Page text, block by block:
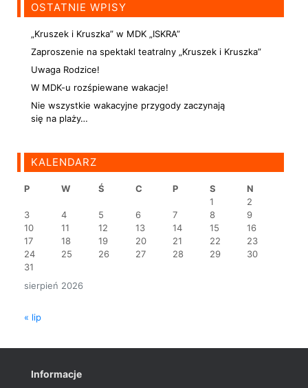
OSTATNIE WPISY
„Kruszek i Kruszka” w MDK „ISKRA”
Zaproszenie na spektakl teatralny „Kruszek i Kruszka”
Uwaga Rodzice!
W MDK-u rozśpiewane wakacje!
Nie wszystkie wakacyjne przygody zaczynają
się na plaży…
KALENDARZ
sierpień 2026
P W Ś C P S
N
1
2
3
4 5 6 7 8
9
10
11 12 13 14 15
16
17
18 19 20 21 22
23
24
25 26 27 28 29
30
31
« lip
Informacje